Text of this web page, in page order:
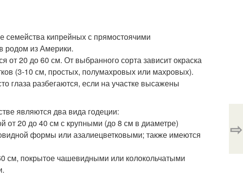
семейства кипрейных с прямостоячими
родом из Америки.
от 20 до 60 см. От выбранного сорта зависит окраска
(3-10 см, простых, полумахровых или махровых).
глаза разбегаются, если на участке высажены
являются два вида годеции:
от 20 до 40 см с крупными (до 8 см в диаметре)
формы или азалиецветковыми; также имеются
см, покрытое чашевидными или колокольчатыми
⇨